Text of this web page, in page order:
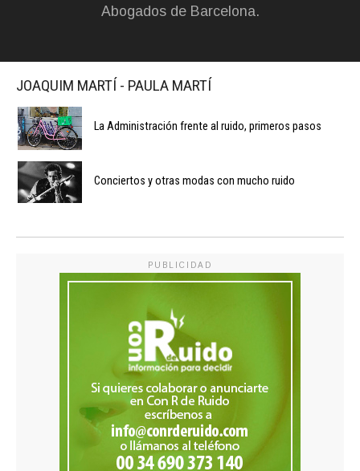
Abogados de Barcelona.
JOAQUIM MARTÍ - PAULA MARTÍ
La Administración frente al ruido, primeros pasos
Conciertos y otras modas con mucho ruido
PUBLICIDAD